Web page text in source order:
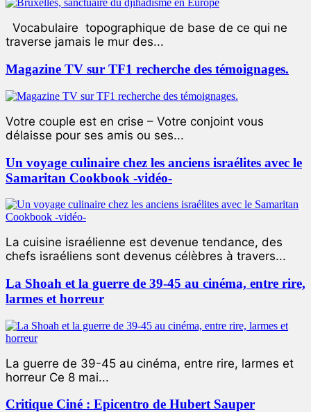
Vocabulaire topographique de base de ce qui ne
traverse jamais le mur des...
Magazine TV sur TF1 recherche des témoignages.
Votre couple est en crise – Votre conjoint vous
délaisse pour ses amis ou ses...
Un voyage culinaire chez les anciens israélites avec le
Samaritan Cookbook -vidéo-
La cuisine israélienne est devenue tendance, des
chefs israéliens sont devenus célèbres à travers...
La Shoah et la guerre de 39-45 au cinéma, entre rire,
larmes et horreur
La guerre de 39-45 au cinéma, entre rire, larmes et
horreur Ce 8 mai...
Critique Ciné : Epicentro de Hubert Sauper